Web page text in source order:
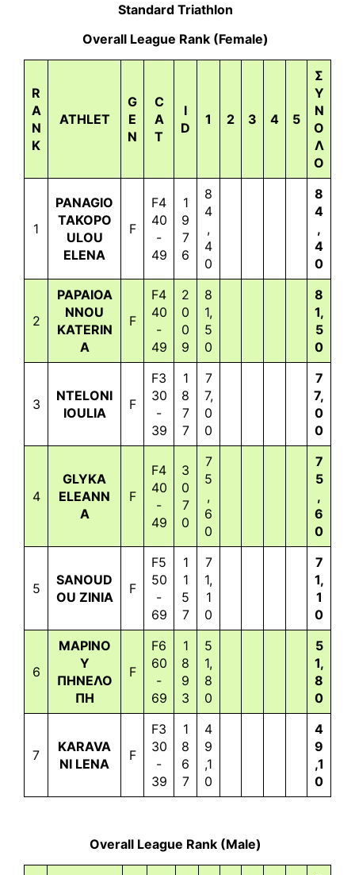
Standard Triathlon
Overall League Rank (Female)
R
A
N
K
ATHLET
G
E
N
C
A
T
I
D
1 2 3 4 5
Σ
Υ
Ν
Ο
Λ
Ο
1
PANAGIO
TAKOPO
ULOU
ELENA
F
F4
40
-
49
1
9
7
6
8
4
,
4
0
8
4
,
4
0
2
PAPAIOA
NNOU
KATERIN
A
F
F4
40
-
49
2
0
0
9
8
1,
5
0
8
1,
5
0
3
NTELONI
IOULIA
F
F3
30
-
39
1
8
7
7
7
7,
0
0
7
7,
0
0
4
GLYKA
ELEANN
A
F
F4
40
-
49
3
0
7
0
7
5
,
6
0
7
5
,
6
0
5
SANOUD
OU ZINIA
F
F5
50
-
69
1
1
5
7
7
1,
1
0
7
1,
1
0
6
ΜΑΡΙΝΟ
Υ
ΠΗΝΕΛΟ
ΠΗ
F
F6
60
-
69
1
8
9
3
5
1,
8
0
5
1,
8
0
7
KARAVA
NI LENA
F
F3
30
-
39
1
8
6
7
4
9
,1
0
4
9
,1
0
Overall League Rank (Male)